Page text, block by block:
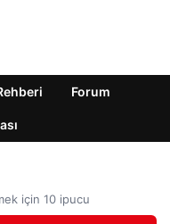
Forum
için 10 ipucu